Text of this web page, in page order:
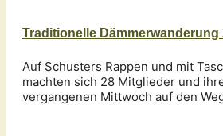
Traditionelle Dämmerwanderung
Auf Schusters Rappen und mit
machten sich 28 Mitglieder und
vergangenen Mittwoch auf den